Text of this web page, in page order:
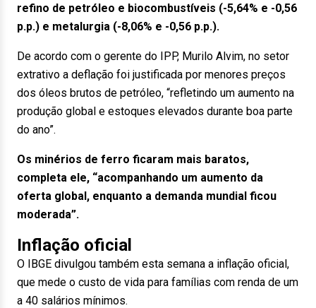
refino de petróleo e biocombustíveis (-5,64% e -0,56
p.p.) e metalurgia (-8,06% e -0,56 p.p.).
De acordo com o gerente do IPP, Murilo Alvim, no setor
extrativo a deflação foi justificada por menores preços
dos óleos brutos de petróleo, “refletindo um aumento na
produção global e estoques elevados durante boa parte
do ano”.
Os minérios de ferro ficaram mais baratos,
completa ele, “acompanhando um aumento da
oferta global, enquanto a demanda mundial ficou
moderada”.
Inflação oficial
O IBGE divulgou também esta semana a inflação oficial,
que mede o custo de vida para famílias com renda de um
a 40 salários mínimos.